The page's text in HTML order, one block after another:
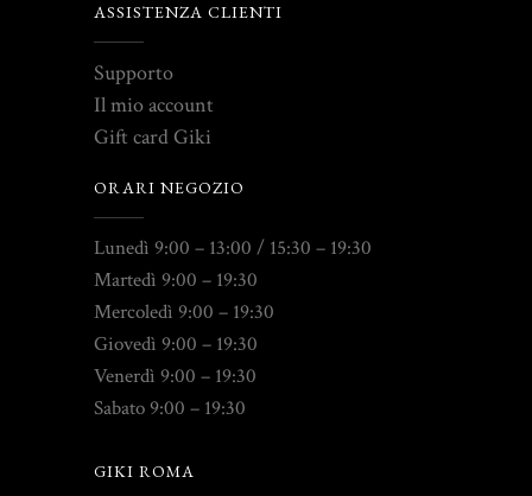
ASSISTENZA CLIENTI
Supporto
Il mio account
Gift card Giki
ORARI NEGOZIO
Lunedì 9:00 – 13:00 / 15:30 – 19:30
Martedì 9:00 – 19:30
Mercoledì 9:00 – 19:30
Giovedì 9:00 – 19:30
Venerdì 9:00 – 19:30
Sabato 9:00 – 19:30
GIKI ROMA